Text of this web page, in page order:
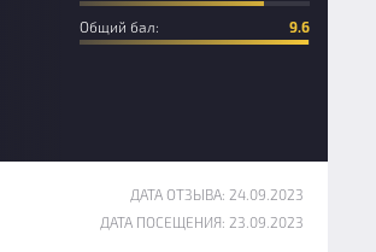
Общий бал: 9.6
ДАТА ОТЗЫВА: 24.09.2023
ДАТА ПОСЕЩЕНИЯ: 23.09.2023